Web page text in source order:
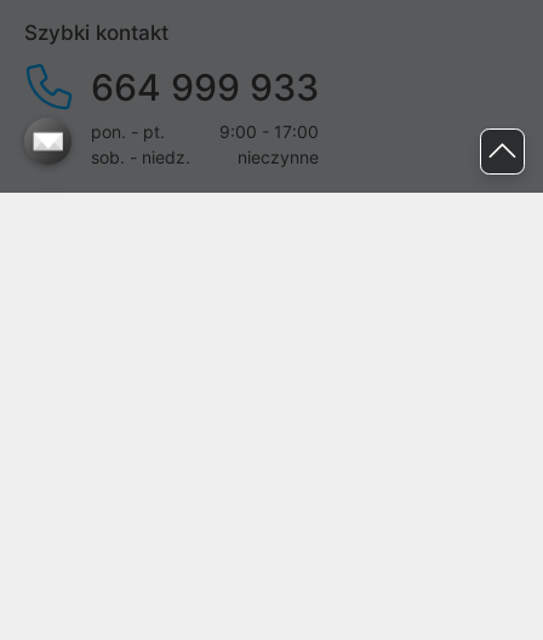
Szybki kontakt
664 999 933
pon. - pt.
9:00 - 17:00
sob. - niedz.
nieczynne